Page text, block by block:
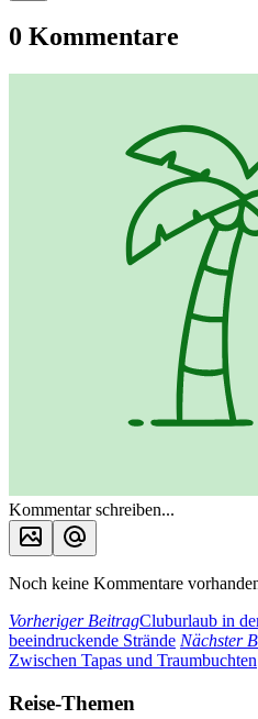
0 Kommentare
Kommentar schreiben...
Noch keine Kommentare
Vorheriger BeitragCluburlaub in
beeindruckende Strände Nächster
Zwischen Tapas und Traumbuchten
Reise-Themen